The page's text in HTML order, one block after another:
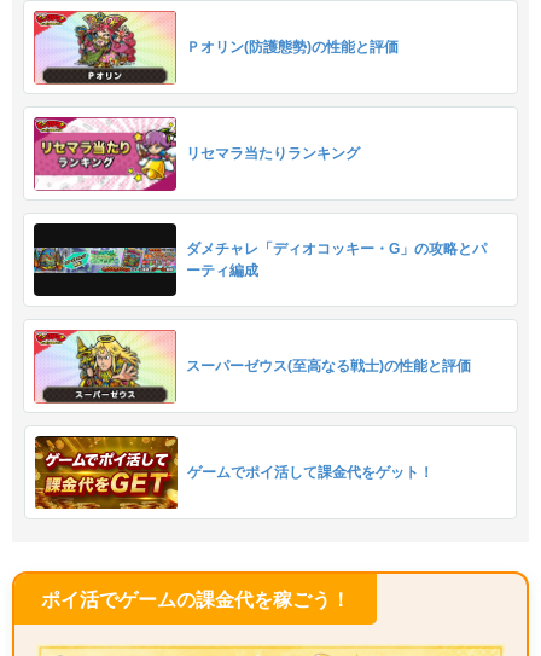
Ｐオリン(防護態勢)の性能と評価
リセマラ当たりランキング
ダメチャレ「ディオコッキー・G」の攻略とパ
ーティ編成
スーパーゼウス(至高なる戦士)の性能と評価
ゲームでポイ活して課金代をゲット！
ポイ活でゲームの課金代を稼ごう！